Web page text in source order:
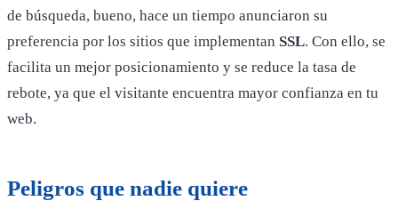
de búsqueda, bueno, hace un tiempo anunciaron su
preferencia por los sitios que implementan SSL. Con ello, se
facilita un mejor posicionamiento y se reduce la tasa de
rebote, ya que el visitante encuentra mayor confianza en tu
web.
Peligros que nadie quiere